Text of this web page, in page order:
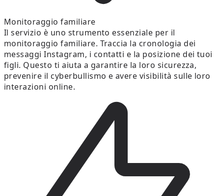
Monitoraggio familiare
Il servizio è uno strumento essenziale per il
monitoraggio familiare. Traccia la cronologia dei
messaggi Instagram, i contatti e la posizione dei tuoi
figli. Questo ti aiuta a garantire la loro sicurezza,
prevenire il cyberbullismo e avere visibilità sulle loro
interazioni online.